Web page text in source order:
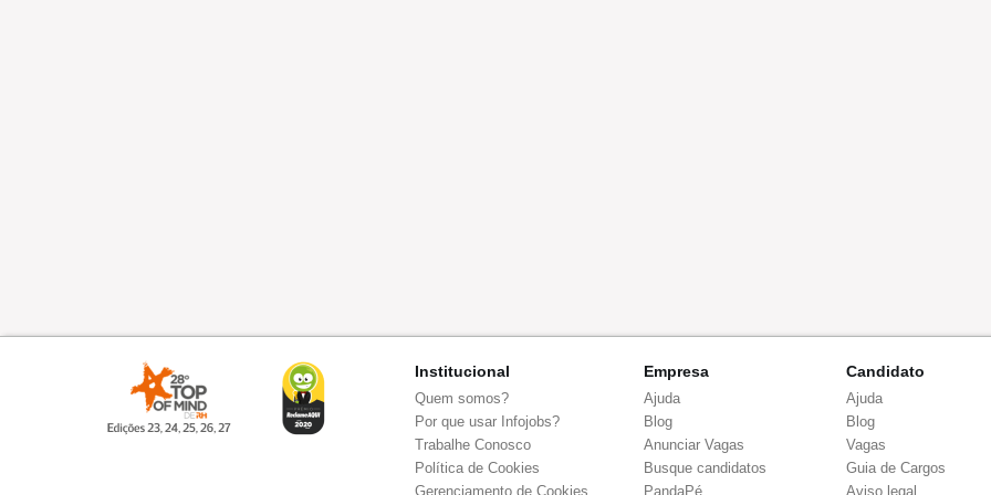
Institucional
Quem somos?
Por que usar Infojobs?
Trabalhe Conosco
Política de Cookies
Gerenciamento de Cookies
Empresa
Ajuda
Blog
Anunciar Vagas
Busque candidatos
PandaPé
Candidato
Ajuda
Blog
Vagas
Guia de Cargos
Aviso legal